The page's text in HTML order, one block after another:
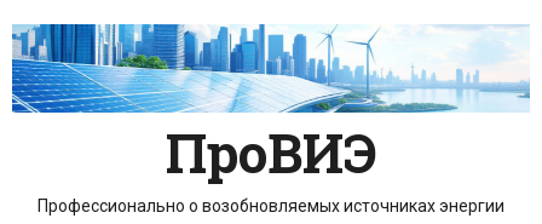
содержимому
ПроВИЭ
Профессионально о возобновляемых источниках энергии